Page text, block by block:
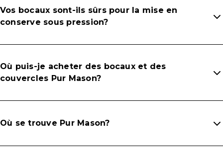
Vos bocaux sont-ils sûrs pour la mise en
conserve sous pression?
Où puis-je acheter des bocaux et des
couvercles Pur Mason?
Où se trouve Pur Mason?